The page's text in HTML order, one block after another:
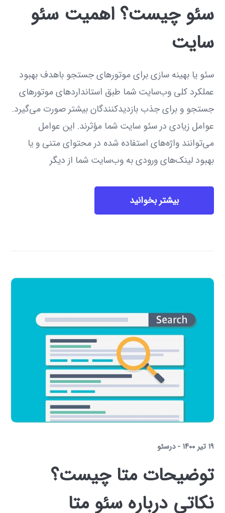
سئو چیست؟ اهمیت سئو
سایت
سئو یا بهینه ‌سازی برای موتورهای جستجو باهدف بهبود
عملکرد کلی وب‌سایت شما طبق استانداردهای موتورهای
جستجو و برای جذب بازدیدکنندگان بیشتر صورت می‌گیرد.
عوامل زیادی در سئو سایت شما مؤثرند. این عوامل
می‌توانند واژه‌های استفاده شده در محتوای متنی و یا
بهبود لینک‌های ورودی به وب‌سایت شما از دیگر
بیشتر بخوانید
۱۹ تیر ۱۴۰۰ درسئو
توضیحات متا چیست؟
نکاتی درباره سئو متا